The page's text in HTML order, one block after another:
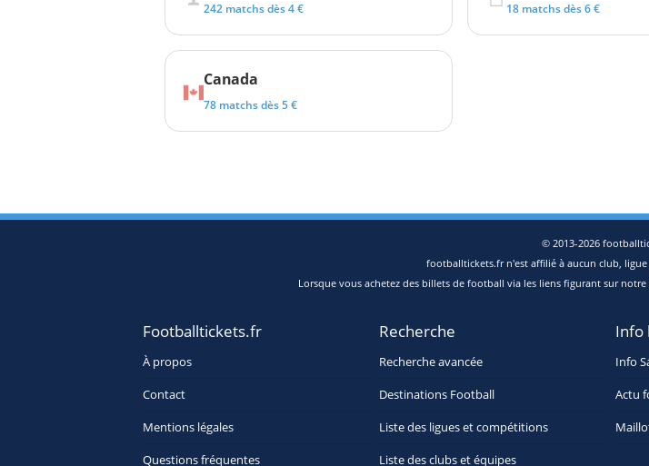
242 matchs dès 4 € 18 matchs dès 6 €
Canada
78 matchs dès 5 €
© 2013-2026
footballtickets.fr n'est affilié à aucun club,
Lorsque vous achetez des billets de football via les liens figurant sur
Footballtickets.fr
À propos
Contact
Mentions légales
Questions fréquentes
Recherche
Recherche avancée
Destinations Football
Liste des ligues et compétitions
Liste des clubs et équipes
Info
Info
Actu